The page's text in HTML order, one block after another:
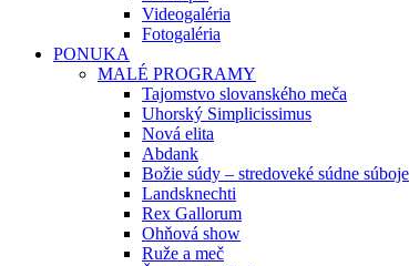
Videogaléria
Fotogaléria
PONUKA
MALÉ PROGRAMY
Tajomstvo slovanského meča
Uhorský Simplicissimus
Nová elita
Abdank
Božie súdy – stredoveké súdne súboje
Landsknechti
Rex Gallorum
Ohňová show
Ruže a meč